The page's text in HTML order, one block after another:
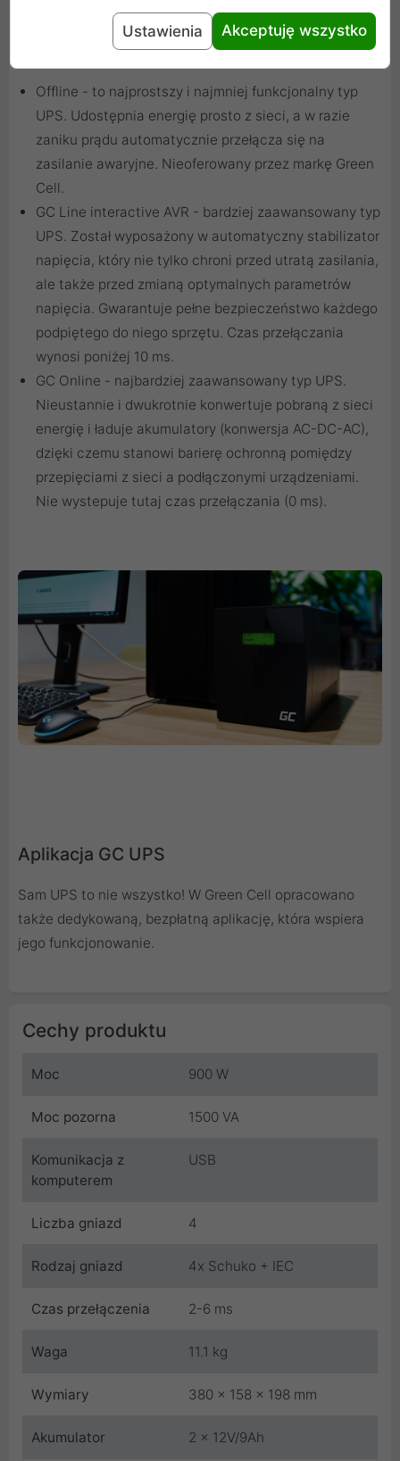
Rodzaj zasilacza UPS:
Offline - to najprostszy i najmniej funkcjonalny typ
UPS. Udostępnia energię prosto z sieci, a w razie
zaniku prądu automatycznie przełącza się na
zasilanie awaryjne. Nieoferowany przez markę Green
Cell.
GC Line interactive AVR - bardziej zaawansowany typ
UPS. Został wyposażony w automatyczny stabilizator
napięcia, który nie tylko chroni przed utratą zasilania,
ale także przed zmianą optymalnych parametrów
napięcia. Gwarantuje pełne bezpieczeństwo każdego
podpiętego do niego sprzętu. Czas przełączania
wynosi poniżej 10 ms.
GC Online - najbardziej zaawansowany typ UPS.
Nieustannie i dwukrotnie konwertuje pobraną z sieci
energię i ładuje akumulatory (konwersja AC-DC-AC),
dzięki czemu stanowi barierę ochronną pomiędzy
przepięciami z sieci a podłączonymi urządzeniami.
Nie wystepuje tutaj czas przełączania (0 ms).
Aplikacja GC UPS
Sam UPS to nie wszystko! W Green Cell opracowano
także dedykowaną, bezpłatną aplikację, która wspiera
jego funkcjonowanie.
Cechy produktu
Moc 900 W
Moc pozorna 1500 VA
Komunikacja z
komputerem
USB
Liczba gniazd 4
Rodzaj gniazd 4x Schuko + IEC
Czas przełączenia 2-6 ms
Waga 11.1 kg
Wymiary 380 x 158 x 198 mm
Akumulator 2 x 12V/9Ah
Ustawienia Akceptuję wszystko